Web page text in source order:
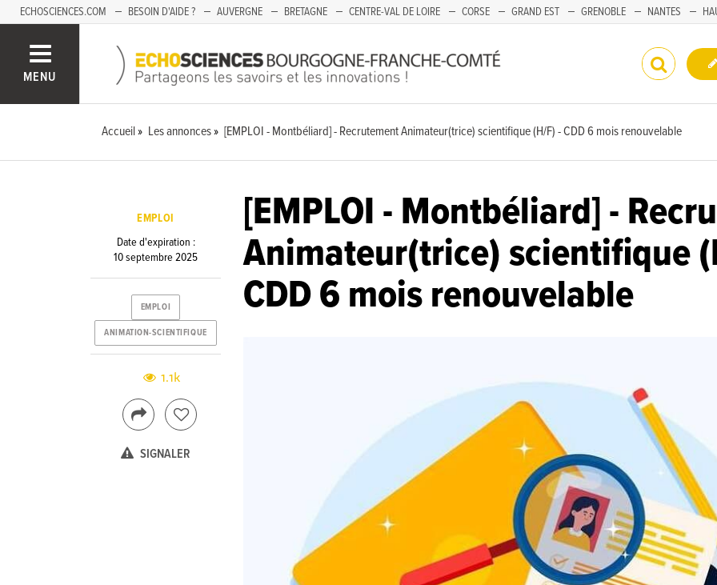
ECHOSCIENCES.COM BESOIN D'AIDE ? AUVERGNE BRETAGNE CENTRE-VAL DE LOIRE CORSE GRAND EST GRENOBLE NANTES
MENU
Accueil Les annonces [EMPLOI - Montbéliard] - Recrutement Animateur(trice) scientifique (H/F) - CDD 6 mois renouvelable
[EMPLOI - Montbéliard] -
Animateur(trice) scientifique
CDD 6 mois renouvelable
EMPLOI
Date d'expiration :
10 septembre 2025
EMPLOI
ANIMATION-SCIENTIFIQUE
1.1k
SIGNALER